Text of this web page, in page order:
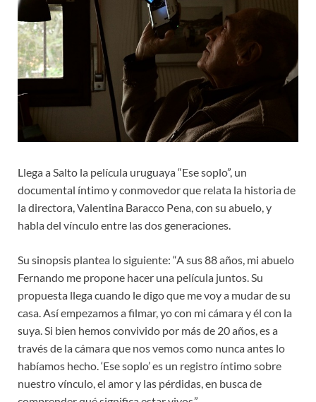
Llega a Salto la película uruguaya “Ese soplo”, un
documental íntimo y conmovedor que relata la historia de
la directora, Valentina Baracco Pena, con su abuelo, y
habla del vínculo entre las dos generaciones.
Su sinopsis plantea lo siguiente: “A sus 88 años, mi abuelo
Fernando me propone hacer una película juntos. Su
propuesta llega cuando le digo que me voy a mudar de su
casa. Así empezamos a filmar, yo con mi cámara y él con la
suya. Si bien hemos convivido por más de 20 años, es a
través de la cámara que nos vemos como nunca antes lo
habíamos hecho. ‘Ese soplo’ es un registro íntimo sobre
nuestro vínculo, el amor y las pérdidas, en busca de